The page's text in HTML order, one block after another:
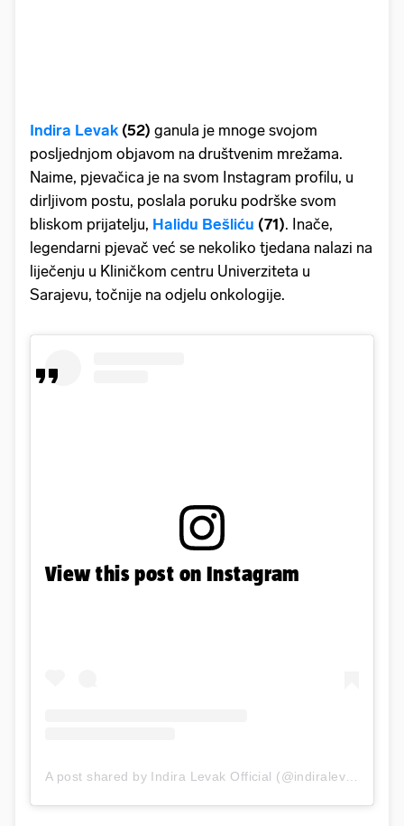
Indira Levak (52) ganula je mnoge svojom
posljednjom objavom na društvenim mrežama.
Naime, pjevačica je na svom Instagram profilu, u
dirljivom postu, poslala poruku podrške svom
bliskom prijatelju, Halidu Bešliću (71). Inače,
legendarni pjevač već se nekoliko tjedana nalazi na
liječenju u Kliničkom centru Univerziteta u
Sarajevu, točnije na odjelu onkologije.
View this post on Instagram
A post shared by Indira Levak Official (@indiralevak)